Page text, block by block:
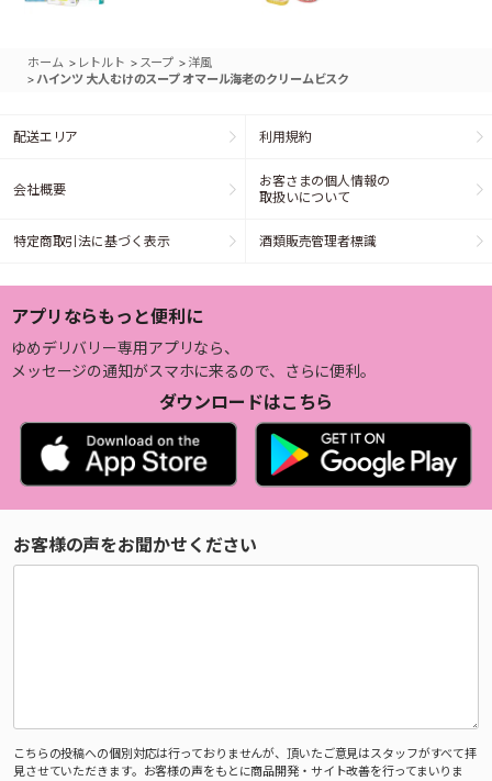
ホーム > レトルト > スープ > 洋風
> ハインツ 大人むけのスープ オマール海老のクリームビスク
配送エリア 利用規約
会社概要
お客さまの個人情報の
取扱いについて
特定商取引法に基づく表示 酒類販売管理者標識
アプリならもっと便利に
ゆめデリバリー専用アプリなら、
メッセージの通知がスマホに来るので、さらに便利。
ダウンロードはこちら
お客様の声をお聞かせください
こちらの投稿への個別対応は行っておりませんが、頂いたご意見はスタッフがすべて拝
見させていただきます。お客様の声をもとに商品開発・サイト改善を行ってまいりま